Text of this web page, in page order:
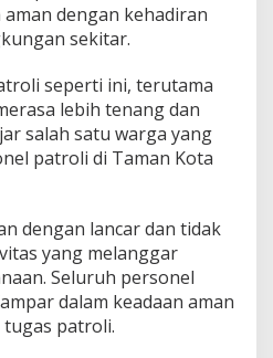
dengan kehadiran
sekitar.
seperti ini, terutama
lebih tenang dan
salah satu warga yang
patroli di Taman Kota
dengan lancar dan tidak
yang melanggar
Seluruh personel
dalam keadaan aman
tugas patroli.